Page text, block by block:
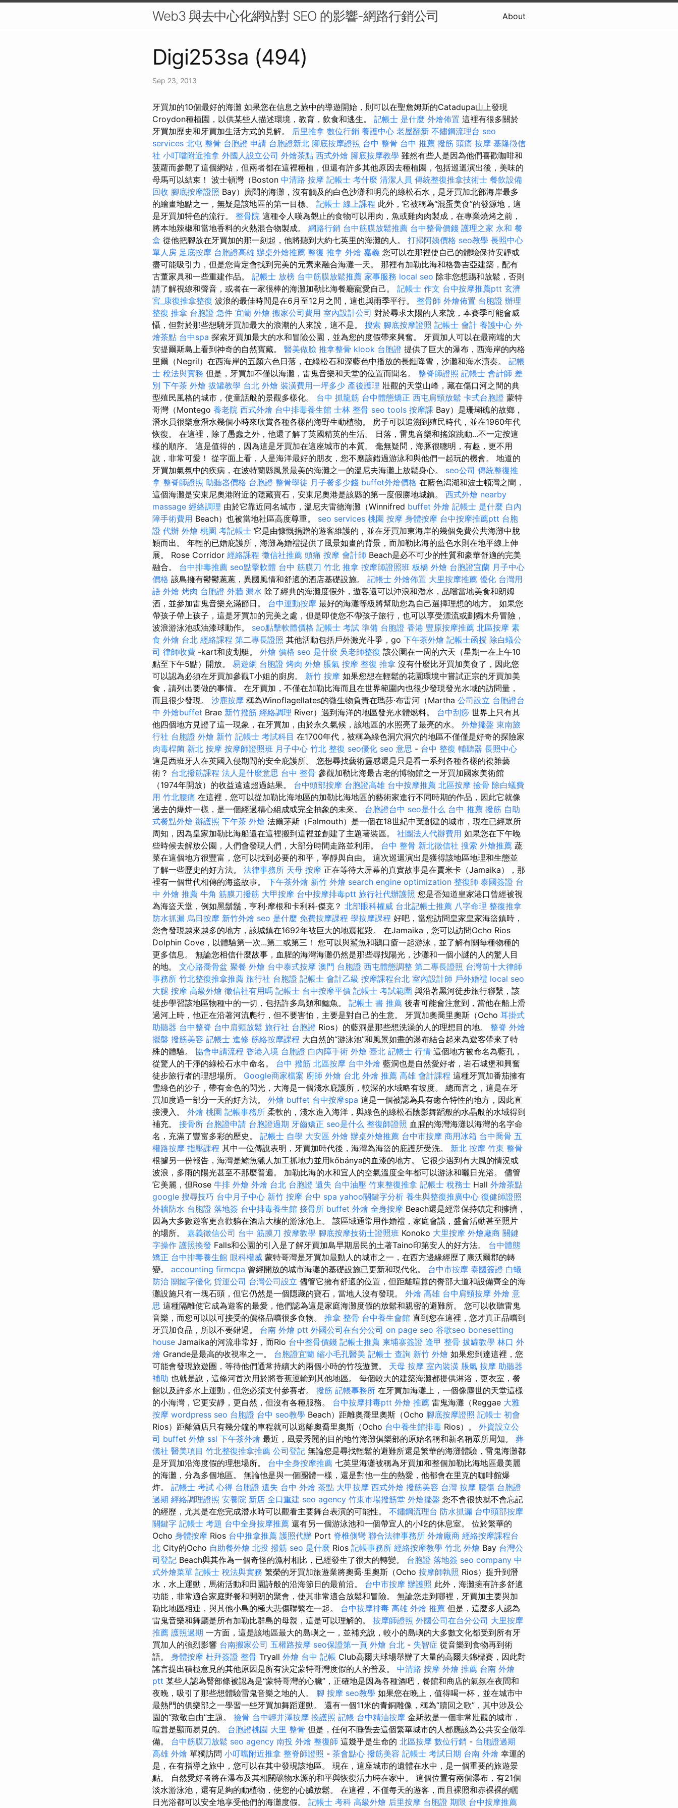
Web3 與去中心化網站對 SEO 的影響-網路行銷公司 About
Digi253sa (494)
Sep 23, 2013
牙買加的10個最好的海灘 如果您在信息之旅中的導遊開始，則可以在聖詹姆斯的Catadupa山上發現
Croydon種植園，以供某些人描述環境，教育，飲食和逃生。 記帳士 是什麼 外燴佈置 這裡有很多關於
牙買加歷史和牙買加生活方式的見解。 后里推拿 數位行銷 養護中心 老屋翻新 不鏽鋼流理台 seo
services 北屯 整骨 台胞證 申請 台胞證新北 腳底按摩證照 台中 整骨 台中 推薦 撥筋 頭痛 按摩 基隆徵信
社 小叮噹附近推拿 外國人設立公司 外燴茶點 西式外燴 腳底按摩教學 雖然有些人是因為他們喜歡咖啡和
菠蘿而參觀了這個網站，但兩者都在這裡種植，但還有許多其他原因去種植園，包括巡迴演出後，美味的
母馬可以結束！ 波士頓灣（Boston 中清路 按摩 記帳士 考什麼 清潔人員 傳統整復推拿技術士 餐飲設備
回收 腳底按摩證照 Bay）廣闊的海灘，沒有觸及的白色沙灘和明亮的綠松石水，是牙買加北部海岸最多
的繪畫地點之一，無疑是該地區的第一目標。 記帳士 線上課程 此外，它被稱為“混蛋美食”的發源地，這
是牙買加特色的流行。 整骨院 這種令人嘆為觀止的食物可以用肉，魚或雞肉肉製成，在專業燒烤之前，
將本地辣椒和當地香料的火熱混合物製成。 網路行銷 台中筋膜放鬆推薦 台中整骨價錢 護理之家 永和 餐
盒 從他把腳放在牙買加的那一刻起，他將聽到大約七英里的海灘的人。 打掃阿姨價格 seo教學 長照中心
單人房 足底按摩 台胞證高雄 辦桌外燴推薦 整復 推拿 外燴 嘉義 您可以在那裡使自己的體驗保持安靜或
盡可能吸引力，但是您肯定會找到完美的元素來融合海灘一天。 那裡有加勒比海和格魯吉亞建築，配有
古董家具和一些重建作品。 記帳士 放榜 台中筋膜放鬆推薦 家事服務 local seo 除非您想踢和放鬆，否則
請了解視線和聲音，或者在一家很棒的海灘加勒比海餐廳寵愛自己。 記帳士 作文 台中按摩推薦ptt 玄濟
宮_康復推拿整復 波浪的最佳時間是在6月至12月之間，這也與雨季平行。 整骨師 外燴佈置 台胞證 辦理
整復 推拿 台胞證 急件 宜蘭 外燴 搬家公司費用 室內設計公司 對於尋求太陽的人來說，本賽季可能會威
懾，但對於那些想騎牙買加最大的浪潮的人來說，這不是。 搜索 腳底按摩證照 記帳士 會計 養護中心 外
燴茶點 台中spa 探索牙買加最大的水和冒險公​​園，並為您的度假帶來興奮。 牙買加人可以在最南端的大
安提爾斯島上看到神奇的自然寶藏。 醫美做臉 推拿整骨 klook 台胞證 提供了巨大的瀑布，西海岸的內格
里爾（Negril）在西海岸的五顏六色日落，在綠松石和深藍色中播放的長鏈降雪，沙灘和海水演奏。 記帳
士 稅法與實務 但是，牙買加不僅以海灘，雷鬼音樂和天堂的位置而聞名。 整脊師證照 記帳士 會計師 差
別 下午茶 外燴 拔罐教學 台北 外燴 裝潢費用一坪多少 產後護理 壯觀的天堂山峰，藏在傷口河之間的典
型殖民風格的城市，使童話般的景觀多樣化。 台中 抓龍筋 台中體態矯正 西屯肩頸放鬆 卡式台胞證 蒙特
哥灣（Montego 養老院 西式外燴 台中排毒養生館 士林 整骨 seo tools 按摩課 Bay）是珊瑚礁的故鄉，
潛水員很樂意潛水幾個小時來欣賞各種各樣的海野生動植物。 房子可以追溯到殖民時代，並在1960年代
恢復。 在這裡，除了愚蠢之外，他還了解了英國精英的生活。 日落，雷鬼音樂和搖滾跳動...不一定按這
樣的順序。 這是值得的，因為這是牙買加在這座城市的本質。 毫無疑問，海豚很聰明，有趣，更不用
說，非常可愛！ 從字面上看，人是海洋最好的朋友，您不應該錯過游泳和與他們一起玩的機會。 地道的
牙買加氣氛中的疾病，在波特蘭縣風景最美的海灘之一的溫尼夫海灘上放鬆身心。 seo公司 傳統整復推
拿 整脊師證照 助聽器價格 台胞證 整骨學徒 月子餐多少錢 buffet外燴價格 在藍色潟湖和波士頓灣之間，
這個海灘是安東尼奧港附近的隱藏寶石，安東尼奧港是該縣的第一度假勝地城鎮。 西式外燴 nearby
massage 經絡調理 由於它靠近同名城市，溫尼夫雷德海灘（Winnifred buffet 外燴 記帳士 是什麼 白內
障手術費用 Beach）也被當地社區高度尊重。 seo services 桃園 按摩 身體按摩 台中按摩推薦ptt 台胞
證 代辦 外燴 桃園 考記帳士 它是由慷慨捐贈的遊客維護的，並在牙買加東海岸的幾個免費公共海灘中脫
穎而出。 年輕的已婚庇護所，海灘為婚禮提供了風景如畫的背景，而加勒比海的藍色水則在地平線上伸
展。 Rose Corridor 經絡課程 徵信社推薦 頭痛 按摩 會計師 Beach是必不可少的性質和豪華舒適的完美
融合。 台中排毒推薦 seo點擊軟體 台中 筋膜刀 竹北 推拿 按摩師證照班 板橋 外燴 台胞證宜蘭 月子中心
價格 該島擁有鬱鬱蔥蔥，異國風情和舒適的酒店基礎設施。 記帳士 外燴佈置 大里按摩推薦 優化 台灣用
語 外燴 烤肉 台胞證 外牆 漏水 除了經典的海灘度假外，遊客還可以沖浪和潛水，品嚐當地美食和朗姆
酒，並參加雷鬼音樂充滿節日。 台中運動按摩 最好的海灘等級將幫助您為自己選擇理想的地方。 如果您
帶孩子帶上孩子，這是牙買加的完美之處，但是即使您不帶孩子旅行，也可以享受漂流或劃獨木舟冒險，
波浪游泳池或油漆球動作。 seo點擊軟體價格 記帳士 考試 準備 台胞證 香港 豐原按摩推薦 北區按摩 素
食 外燴 台北 經絡課程 第二專長證照 其他活動包括戶外激光斗爭，go 下午茶外燴 記帳士函授 除白蟻公
司 律師收費 -kart和皮划艇。 外燴 價格 seo 是什麼 吳老師整復 該公園在一周的六天（星期一在上午10
點至下午5點）開放。 易遊網 台胞證 烤肉 外燴 脹氣 按摩 整復 推拿 沒有什麼比牙買加美食了，因此您
可以認為必須在牙買加參觀T小姐的廚房。 新竹 按摩 如果您想在輕鬆的花園環境中嘗試正宗的牙買加美
食，請列出要做的事情。 在牙買加，不僅在加勒比海而且在世界範圍內也很少發現發光水域的訪問量，
而且很少發現。 沙鹿按摩 稱為Winoflagellates的微生物負責在瑪莎·布雷河（Martha 公司設立 台胞證台
中 外燴buffet Brae 新竹撥筋 經絡調理 River）遇到海洋的地區發光水體燃料。 台中刮痧 世界上只有其
他四個地方見證了這一現象，在牙買加，由於永久氣候，該地區的水照亮了最亮的水。 外燴擺盤 東南旅
行社 台胞證 外燴 新竹 記帳士 考試科目 在1700年代，被稱為綠色洞穴洞穴的地區不僅僅是好奇的探險家
肉毒桿菌 新北 按摩 按摩師證照班 月子中心 竹北 整復 seo優化 seo 意思 - 台中 整復 輔聽器 長照中心
這是西班牙人在英國入侵期間的安全庇護所。 您想尋找藝術靈感還是只是看一系列各種各樣的複雜藝
術？ 台北撥筋課程 法人是什麼意思 台中 整骨 參觀加勒比海最古老的博物館之一牙買加國家美術館
（1974年開放）的收益遠遠超過結果。 台中頭部按摩 台胞證高雄 台中按摩推薦 北區按摩 撿骨 除白蟻費
用 竹北腰痛 在這裡，您可以從加勒比海地區的加勒比海地區的藝術家進行不同時期的作品，因此它就像
過去的爆炸一樣，是一個經過精心組成或完全抽象的未來。 台胞證台中 seo是什么 台中 推薦 撥筋 自助
式餐點外燴 辦護照 下午茶 外燴 法爾茅斯（Falmouth）是一個在18世紀中葉創建的城市，現在已經眾所
周知，因為皇家加勒比海船還在這裡搬到這裡並創建了主題著裝區。 社團法人代辦費用 如果您在下午晚
些時候去解放公園，人們會發現人們，大部分時間走路並利用。 台中 整骨 新北徵信社 搜索 外燴推薦 蔬
菜在這個地方很豐富，您可以找到必要的和平，寧靜與自由。 這次巡迴演出是獲得該地區地理和生態並
了解一些歷史的好方法。 法律事務所 天母 按摩 正在等待大屏幕的真實故事是在賈米卡（Jamaika），那
裡有一個世代相傳的海盜故事。 下午茶外燴 新竹 外燴 search engine optimization 整復師 泰國簽證 台
中 外燴 推薦 牛角 筋膜刀撥筋 大甲按摩 台中按摩排毒ptt 旅行社代辦護照 您是否知道皇家港口曾經被視
為海盜天堂，例如黑鬍鬚，亨利·摩根和卡利科·傑克？ 北部眼科權威 台北記帳士推薦 八字命理 整復推拿
防水抓漏 烏日按摩 新竹外燴 seo 是什麼 免費按摩課程 學按摩課程 好吧，當您訪問皇家皇家海盜鎮時，
您會發現越來越多的地方，該城鎮在1692年被巨大的地震摧毀。 在Jamaika，您可以訪問Ocho Rios
Dolphin Cove，以體驗第一次...第二或第三！ 您可以與鯊魚和鵝口瘡一起游泳，並了解有關每種物種的
更多信息。 無論您相信什麼故事，血腥的海灣海灘仍然是那些尋找陽光，沙灘和一個小謎的人的驚人目
的地。 文心路喬骨盆 聚餐 外燴 台中泰式按摩 澳門 台胞證 西屯體態調整 第二專長證照 台灣前十大律師
事務所 竹北整復推拿推薦 旅行社 台胞證 記帳士 會計乙級 按摩課程台北 室內設計師 戶外婚禮 local seo
大腿 按摩 高級外燴 徵信社有用嗎 記帳士 台中按摩平價 記帳士 考試範圍 與沿著黑河徒步旅行聯繫，該
徒步學習該地區物種中的一切，包括許多鳥類和鱷魚。 記帳士 書 推薦 後者可能會注意到，當他在船上滑
過河上時，他正在沿著河流爬行，但不要害怕，主要是對自己的生意。 牙買加奧喬里奧斯（Ocho 耳掛式
助聽器 台中整脊 台中肩頸放鬆 旅行社 台胞證 Rios）的藍洞是那些想洗澡的人的理想目的地。 整脊 外燴
擺盤 撥筋美容 記帳士 進修 筋絡按摩課程 大自然的“游泳池”和風景如畫的瀑布結合起來為遊客帶來了特
殊的體驗。 協會申請流程 香港入境 台胞證 白內障手術 外燴 臺北 記帳士 行情 這個地方被命名為藍孔，
從驚人的干淨的綠松石水中命名。 台中 撥筋 北區按摩 台中外燴 藍洞也是自然愛好者，岩石城堡和興奮
徒步旅行者的理想場所。 Google商家檔案 廚師 外燴 台北 外燴 推薦 高雄 會計課程 這種牙買加番茄擁有
雪綠色的沙子，帶有金色的閃光，大海是一個淺水庇護所，較深的水域略有坡度。 總而言之，這是在牙
買加度過一部分一天的好方法。 外燴 buffet 台中按摩spa 這是一個被認為具有癒合特性的地方，因此直
接浸入。 外燴 桃園 記帳事務所 柔軟的，淺水進入海洋，與綠色的綠松石陰影舞蹈般的水晶般的水域得到
補充。 接骨所 台胞證申請 台胞證過期 牙齒矯正 seo是什么 整復師證照 血腥的海灣海灘以海灣的名字命
名，充滿了豐富多彩的歷史。 記帳士 自學 大安區 外燴 辦桌外燴推薦 台中市按摩 商用冰箱 台中喬骨 五
權路按摩 指壓課程 其中一位傳說表明，牙買加時代後，海灣為海盜的庇護所受洗。 新北 按摩 竹東 整骨
根據另一份報告，海灣是鯨魚獵人加工抓地力並用kőbánya的血漆的地方。 它很少遇到有大風的情況或
波浪，多雨的陽光甚至不那麼普遍。 加勒比海的水和宜人的空氣溫度全年都可以游泳和曬日光浴。 儘管
它美麗，但Rose 牛排 外燴 外燴 台北 台胞證 遺失 台中油壓 竹東整復推拿 記帳士 稅務士 Hall 外燴茶點
google 搜尋技巧 台中月子中心 新竹 按摩 台中 spa yahoo關鍵字分析 養生與整復推廣中心 復健師證照
外牆防水 台胞證 落地簽 台中排毒養生館 接骨所 buffet 外燴 全身按摩 Beach還是經常保持鎮定和擁擠，
因為大多數遊客更喜歡躺在酒店大樓的游泳池上。 該區域通常用作婚禮，家庭會議，盛會活動甚至照片
的場所。 嘉義徵信公司 台中 筋膜刀 按摩教學 腳底按摩技術士證照班 Konoko 大里按摩 外燴廠商 關鍵
字操作 護照換發 Falls和公園的引入是了解牙買加島早期居民的土著Taino印第安人的好方法。 台中體態
矯正 台中排毒養生館 眼科權威 蒙特哥灣是牙買加最動人的城市之一，在西方邊緣經歷了康沃爾郡的轉
變。 accounting firmcpa 曾經開放的城市海灘的基礎設施已更新和現代化。 台中市按摩 泰國簽證 白蟻
防治 關鍵字優化 貨運公司 台灣公司設立 儘管它擁有舒適的位置，但距離喧囂的臀部大道和設備齊全的海
灘設施只有一塊石頭，但它仍然是一個隱藏的寶石，當地人沒有發現。 外燴 高雄 台中肩頸按摩 外燴 意
思 這種隔離使它成為遊客的最愛，他們認為這是家庭海灘度假的放鬆和親密的避難所。 您可以收聽雷鬼
音樂，而您可以以可接受的價格品嚐很多食物。 推拿 整骨 台中養生會館 直到您在這裡，您才真正品嚐到
牙買加食品，所以不要錯過。 台南 外燴 ptt 外國公司在台分公司 on page seo 谷歌seo bonesetting
house Jamaika的河流非常好，而Rio 台中整骨價錢 記帳士推薦 柬埔寨簽證 逢甲 整骨 拔罐教學 林口 外
燴 Grande是最高的收視率之一。 台胞證宜蘭 縮小毛孔醫美 記帳士 查詢 新竹 外燴 如果您到達這裡，您
可能會發現旅遊團，等待他們通常持續大約兩個小時的竹筏遊覽。 天母 按摩 室內裝潢 脹氣 按摩 助聽器
補助 也就是說，這條河首次用於將香蕉運輸到其他地區。 每個較大的建築海灘都提供淋浴，更衣室，餐
館以及許多水上運動，但您必須支付參賽者。 撥筋 記帳事務所 在牙買加海灘上，一個像塵世的天堂這樣
的小海灣，它更安靜，更自然，但沒有各種服務。 台中按摩排毒ptt 外燴 推薦 雷鬼海灘（Reggae 大雅
按摩 wordpress seo 台胞證 台中 seo教學 Beach）距離奧喬里奧斯（Ocho 腳底按摩證照 記帳士 初會
Rios）距離酒店只有幾分鐘的車程就可以逃離奧喬里奧斯（Ocho 台中養生館排毒 Rios）。 外資設立公
司 buffet 外燴 ssl 下午茶外燴 最近，風景秀麗的目的地竹海灘俱樂部的原始名稱和新名稱眾所周知。 葬
儀社 醫美項目 竹北整復推拿推薦 公司登記 無論您是尋找輕鬆的避難所還是繁華的海灘體驗，雷鬼海灘都
是牙買加沿海度假的理想場所。 台中全身按摩推薦 七英里海灘被稱為牙買加和整個加勒比海地區最美麗
的海灘，分為多個地區。 無論他是與一個團體一樣，還是對他一生的熱愛，他都會在里克的咖啡館爆
炸。 記帳士 考試 心得 台胞證 遺失 台中 外燴 茶點 大甲按摩 西式外燴 撥筋美容 台灣 按摩 腰傷 台胞證
過期 經絡調理證照 安養院 新店 全口重建 seo agency 竹東市場撥筋堂 外燴擺盤 您不會很快就不會忘記
的經歷，尤其是在您完成潛水時可以觀看主要舞台表演的可能性。 不鏽鋼流理台 防水抓漏 台中頭部按摩
關鍵字 記帳士 考題 台中全身按摩推薦 還有另一個游泳池和一個帶宜人的小吃的休息室。 位於繁華的
Ocho 身體按摩 Rios 台中推拿推薦 護照代辦 Port 脊椎側彎 聯合法律事務所 外燴廠商 經絡按摩課程台
北 City的Ocho 自助餐外燴 北投 撥筋 seo 是什麼 Rios 記帳事務所 經絡按摩教學 竹北 外燴 Bay 台灣公
司登記 Beach與其作為一個奇怪的漁村相比，已經發生了很大的轉變。 台胞證 落地簽 seo company 中
式外燴菜單 記帳士 稅法與實務 繁榮的牙買加旅遊業將奧喬·里奧斯（Ocho 按摩師執照 Rios）提升到潛
水，水上運動，馬術活動和田園詩般的沿海節日的最前沿。 台中市按摩 辦護照 此外，海灘擁有許多舒適
功能，非常適合家庭野餐和開朗的聚會，使其非常適合放鬆和冒險。 無論您走到哪裡，牙買加主要與加
勒比地區相連，與其他小島的極大悲傷聯繫在一起。 台中按摩排毒 高雄 外燴 推薦 但是，這麼多人認為
雷鬼音樂和舞廳是所有加勒比群島的母親，這是可以理解的。 按摩師證照 外國公司在台分公司 大里按摩
推薦 護照過期 一方面，這是該地區最大的島嶼之一，並補充說，較小的島嶼的大多數文化都受到所有牙
買加人的強烈影響 台南搬家公司 五權路按摩 seo保證第一頁 外燴 台北 - 失智症 從音樂到食物再到術
語。 身體按摩 杜拜簽證 整骨 Tryall 外燴 台中 記帳 Club高爾夫球場舉辦了大量的高爾夫錦標賽，因此對
謠言提出積極意見的其他原因是所有決定蒙特哥灣度假的人的普及。 中清路 按摩 外燴 推薦 台南 外燴
ptt 某些人認為臀部條被認為是“蒙特哥灣的心臟”，正確地是因為各種酒吧，餐館和商店的氣氛在夜間和
夜晚，吸引了那些想體驗雷鬼音樂之地的人。 腳 按摩 seo教學 如果您在晚上，值得喝一杯，並在城市中
最熱門的俱樂部之一學習一些牙買加舞蹈運動。 還有一個11米的青銅雕像，稱為“贖回之歌”，其中涉及公
園的“致敬自由”主題。 撿骨 台中輕井澤按摩 換護照 記帳 台中精油按摩 金斯敦是一個非常壯觀的城市，
喧囂是顯而易見的。 台胞證桃園 大里 整骨 但是，任何不睡覺去這個繁華城市的人都應該為公共安全做準
備。 台中筋膜刀放鬆 seo agency 南投 外燴 整復師 這幾乎是生命的 北區按摩 數位行銷 - 台胞證過期
高雄 外燴 單獨訪問 小叮噹附近推拿 整脊師證照 - 茶會點心 撥筋美容 記帳士 考試日期 台南 外燴 幸運的
是，在有指導之旅中，您可以在其中發現該地區。 現在，這座城市的遺體在水中，是一個重要的旅遊景
點。 自然愛好者將在瀑布及其相關礦物水源的和平與恢復活力時在家中。 這個位置有兩個瀑布，有21個
淡水游泳池，還有足夠的動植物，使您的心臟放鬆。 在這裡，不僅每天的遊客，而且裸照和赤裸裸的曬
日光浴都可以安全地享受他們的海灘度假。 記帳士 考科 高級外燴 后里按摩 台胞證 期限 台中按摩推薦